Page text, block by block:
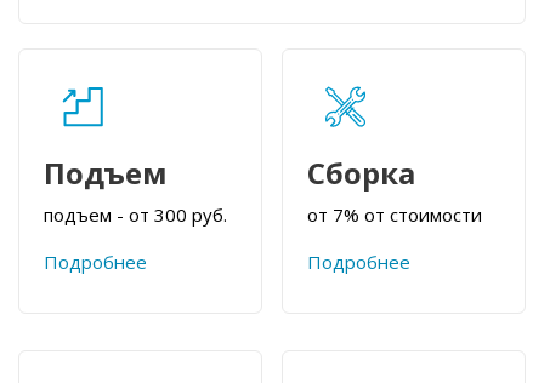
Подъем
подъем - от 300 руб.
Подробнее
Сборка
от 7% от стоимости
Подробнее